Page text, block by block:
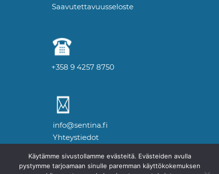
Saavutettavuusseloste
+358 9 4257 8750
info@sentina.fi
Yhteystiedot
Käytämme sivustollamme evästeitä. Evästeiden avulla
pystymme tarjoamaan sinulle paremman käyttökokemuksen